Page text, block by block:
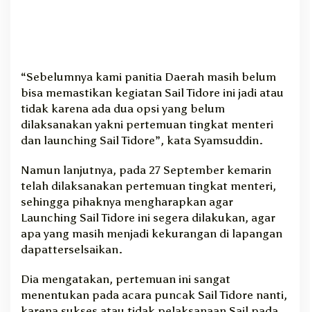
“Sebelumnya kami panitia Daerah masih belum
bisa memastikan kegiatan Sail Tidore ini jadi atau
tidak karena ada dua opsi yang belum
dilaksanakan yakni pertemuan tingkat menteri
dan launching Sail Tidore”, kata Syamsuddin.
Namun lanjutnya, pada 27 September kemarin
telah dilaksanakan pertemuan tingkat menteri,
sehingga pihaknya mengharapkan agar
Launching Sail Tidore ini segera dilakukan, agar
apa yang masih menjadi kekurangan di lapangan
dapatterselsaikan.
Dia mengatakan, pertemuan ini sangat
menentukan pada acara puncak Sail Tidore nanti,